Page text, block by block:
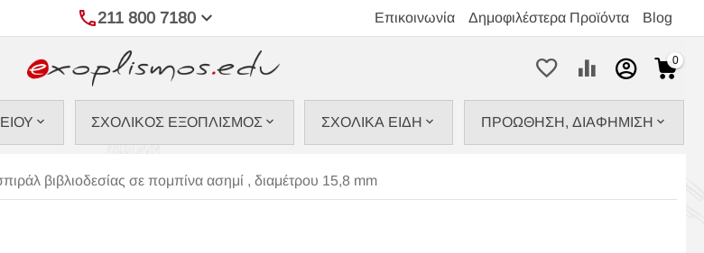
211 800 7180 Επικοινωνία Δημοφιλέστερα Προϊόντα Blog
0
ΣΧΟΛΙΚΟΣ ΕΞΟΠΛΙΣΜΟΣ ΣΧΟΛΙΚΑ ΕΙΔΗ ΠΡΟΩΘΗΣΗ, ΔΙΑΦΗΜΙΣΗ
βιβλιοδεσίας σε πομπίνα ασημί , διαμέτρου 15,8 mm